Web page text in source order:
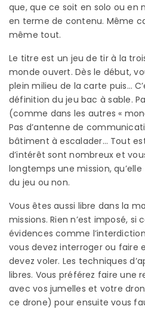
que, que ce soit en solo ou en
en terme de contenu. Même
même tout.
Le titre est un jeu de tir à la
monde ouvert. Dès le début,
plein milieu de la carte puis…
définition du jeu bac à sable.
(comme dans les autres «
Pas d’antenne de
bâtiment à escalader… Tout
d’intérêt sont nombreux et
longtemps une mission,
du jeu ou non.
Vous êtes aussi libre dans la
missions. Rien n’est imposé, si
évidences comme
vous devez interroger ou faire
devez voler. Les techniques
libres. Vous préférez faire une
avec vos jumelles et votre
ce drone) pour ensuite vous